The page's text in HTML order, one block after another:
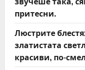
притесни.
Люстрите
златистата
красиви, по-